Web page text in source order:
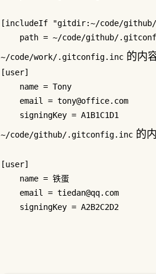
[includeIf "gitdir:~/code/
~/code/work/.gitconfig.inc 的内
[user]
name = Tony
email
= tony@office.com
signingKey = A1B1C1D1
~/code/github/.gitconfig.inc 的
[user]
name = 铁蛋
email
= tiedan@qq.com
signingKey = A2B2C2D2